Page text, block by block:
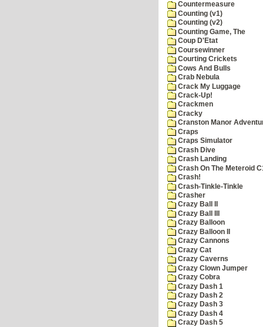
Countermeasure
Counting (v1)
Counting (v2)
Counting Game, The
Coup D'Etat
Coursewinner
Courting Crickets
Cows And Bulls
Crab Nebula
Crack My Luggage
Crack-Up!
Crackmen
Cracky
Cranston Manor
Craps
Craps Simulator
Crash Dive
Crash Landing
Crash On The Meteroid
Crash!
Crash-Tinkle-Tinkle
Crasher
Crazy Ball II
Crazy Ball III
Crazy Balloon
Crazy Balloon II
Crazy Cannons
Crazy Cat
Crazy Caverns
Crazy Clown Jumper
Crazy Cobra
Crazy Dash 1
Crazy Dash 2
Crazy Dash 3
Crazy Dash 4
Crazy Dash 5